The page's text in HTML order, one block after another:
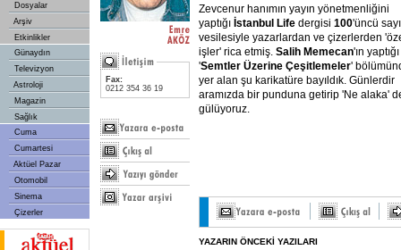
Dosyalar
Arşiv
Etkinlikler
Günaydın
Televizyon
Astroloji
Magazin
Sağlık
Cuma
Cumartesi
Aktüel Pazar
Otomobil
Sinema
Çizerler
Fax:
0212 354 36 19
Zevcenur hanımın yayın yönetmenliğini
yaptığı İstanbul Life dergisi 100'üncü sayı
vesilesiyle yazarlardan ve çizerlerden
işler' rica etmiş. Salih Memecan'ın
'Semtler Üzerine Çeşitlemeler'
yer alan şu karikatüre bayıldık. Günlerdir
aramızda bir punduna getirip 'Ne alaka'
gülüyoruz.
YAZARIN ÖNCEKİ YAZILARI